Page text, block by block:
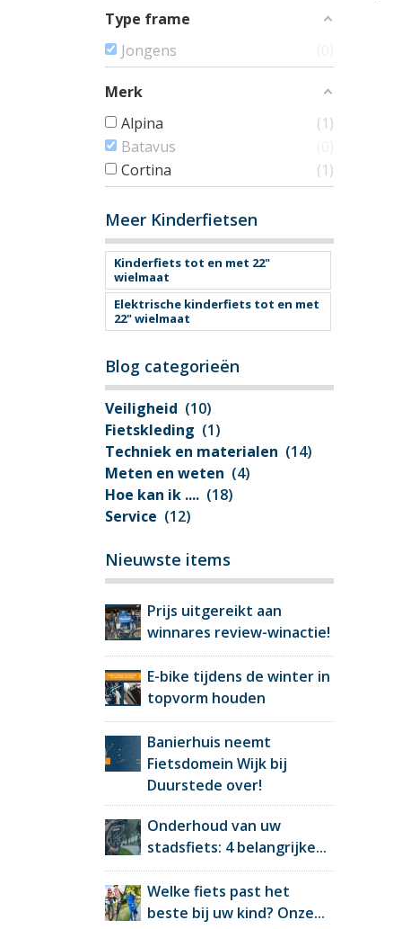
Type frame
Jongens
Merk
Alpina
1
Batavus
Cortina
1
Meer Kinderfietsen
Kinderfiets tot en met 22"
wielmaat
Elektrische kinderfiets tot en met
22" wielmaat
Blog categorieën
Veiligheid (10)
Fietskleding (1)
Techniek en materialen (14)
Meten en weten (4)
Hoe kan ik .... (18)
Service (12)
Nieuwste items
Prijs uitgereikt aan
winnares review-winactie!
E-bike tijdens de winter in
topvorm houden
Banierhuis neemt
Fietsdomein Wijk bij
Duurstede over!
Onderhoud van uw
stadsfiets: 4 belangrijke...
Welke fiets past het
beste bij uw kind? Onze...